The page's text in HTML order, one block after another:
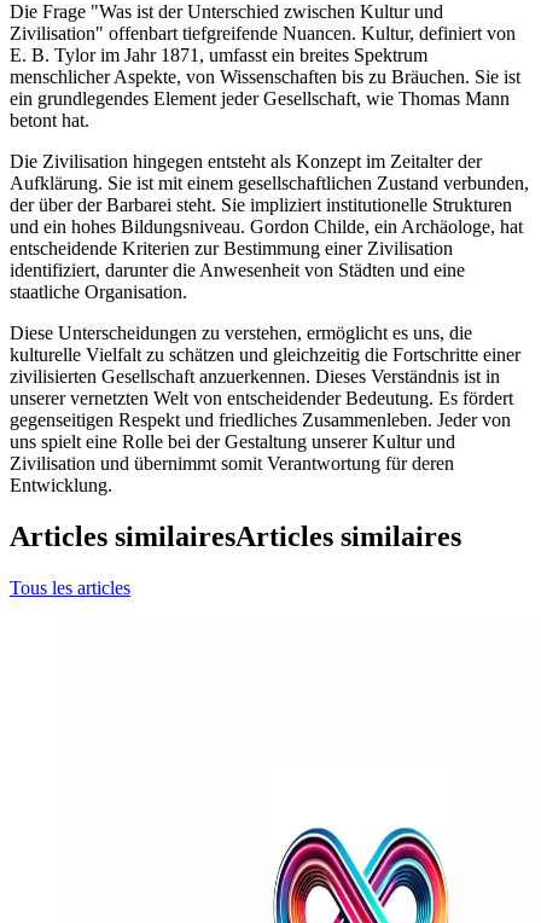
Die Frage "Was ist der Unterschied zwischen Kultur und
Zivilisation" offenbart tiefgreifende Nuancen. Kultur, definiert von
E. B. Tylor im Jahr 1871, umfasst ein breites Spektrum
menschlicher Aspekte, von Wissenschaften bis zu Bräuchen. Sie ist
ein grundlegendes Element jeder Gesellschaft, wie Thomas Mann
betont hat.
Die Zivilisation hingegen entsteht als Konzept im Zeitalter der
Aufklärung. Sie ist mit einem gesellschaftlichen Zustand verbunden,
der über der Barbarei steht. Sie impliziert institutionelle Strukturen
und ein hohes Bildungsniveau. Gordon Childe, ein Archäologe, hat
entscheidende Kriterien zur Bestimmung einer Zivilisation
identifiziert, darunter die Anwesenheit von Städten und eine
staatliche Organisation.
Diese Unterscheidungen zu verstehen, ermöglicht es uns, die
kulturelle Vielfalt zu schätzen und gleichzeitig die Fortschritte einer
zivilisierten Gesellschaft anzuerkennen. Dieses Verständnis ist in
unserer vernetzten Welt von entscheidender Bedeutung. Es fördert
gegenseitigen Respekt und friedliches Zusammenleben. Jeder von
uns spielt eine Rolle bei der Gestaltung unserer Kultur und
Zivilisation und übernimmt somit Verantwortung für deren
Entwicklung.
Articles similairesArticles similaires
Tous les articles